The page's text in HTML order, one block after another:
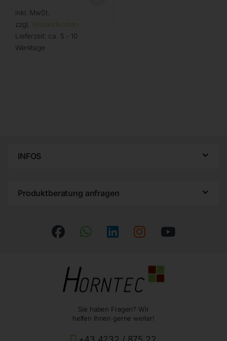
inkl. MwSt.
zzgl. Versandkosten
Lieferzeit: ca. 5 - 10
Werktage
INFOS
Produktberatung anfragen
Sie haben Fragen? Wir
helfen Ihnen gerne weiter!